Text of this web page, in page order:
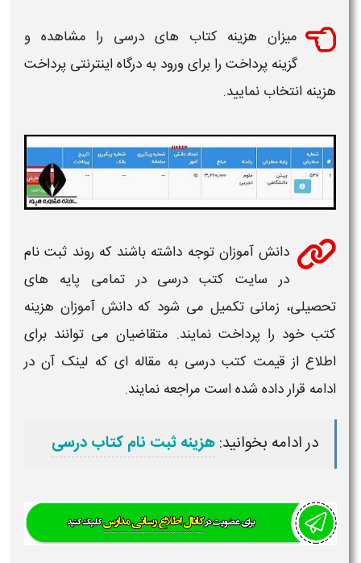
میزان هزینه کتاب های درسی را مشاهده و
گزینه پرداخت را برای ورود به درگاه اینترنتی پرداخت
هزینه انتخاب نمایید.
دانش آموزان توجه داشته باشند که روند ثبت نام
در سایت کتب درسیدر تمامی پایه های
تحصیلی، زمانی تکمیل می شود که دانش آموزان هزینه
کتبخود را پرداخت نمایند. متقاضیان می توانند برای
اطلاع از قیمت کتب درسی به مقاله ای که لینک آن در
ادامه قرار داده شده است مراجعه نمایند.
در ادامه بخوانید:هزینه ثبت نام کتاب درسی